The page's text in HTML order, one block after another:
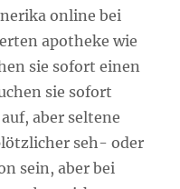
online bei
apotheke wie
sie sofort einen
sie sofort
aber seltene
seh- oder
sein, aber bei